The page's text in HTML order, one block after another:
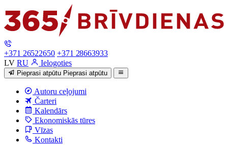
+371 26522650 +371 28663933
LV RU Ielogoties
Pieprasi atpūtu Pieprasi atpūtu
Autoru ceļojumi
Čarteri
Kalendārs
Ekonomiskās tūres
Vīzas
Kontakti